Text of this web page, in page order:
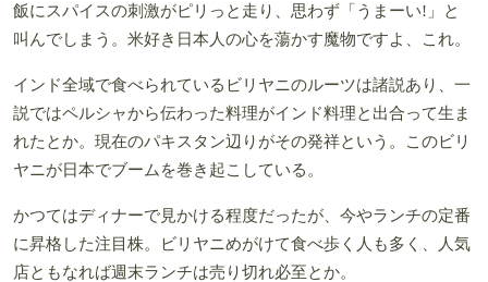
飯にスパイスの刺激がピリっと走り、思わず「うまーい!」と
叫んでしまう。米好き日本人の心を蕩かす魔物ですよ、これ。
インド全域で食べられているビリヤニのルーツは諸説あり、一
説ではペルシャから伝わった料理がインド料理と出合って生ま
れたとか。現在のパキスタン辺りがその発祥という。このビリ
ヤニが日本でブームを巻き起こしている。
かつてはディナーで見かける程度だったが、今やランチの定番
に昇格した注目株。ビリヤニめがけて食べ歩く人も多く、人気
店ともなれば週末ランチは売り切れ必至とか。